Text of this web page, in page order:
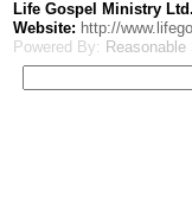
Life Gospel Ministry Ltd.
Website: http://
Powered By: